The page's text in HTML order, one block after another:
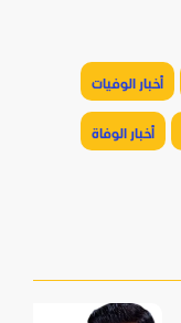
أخبار الوفيات
أخبار الوفاة